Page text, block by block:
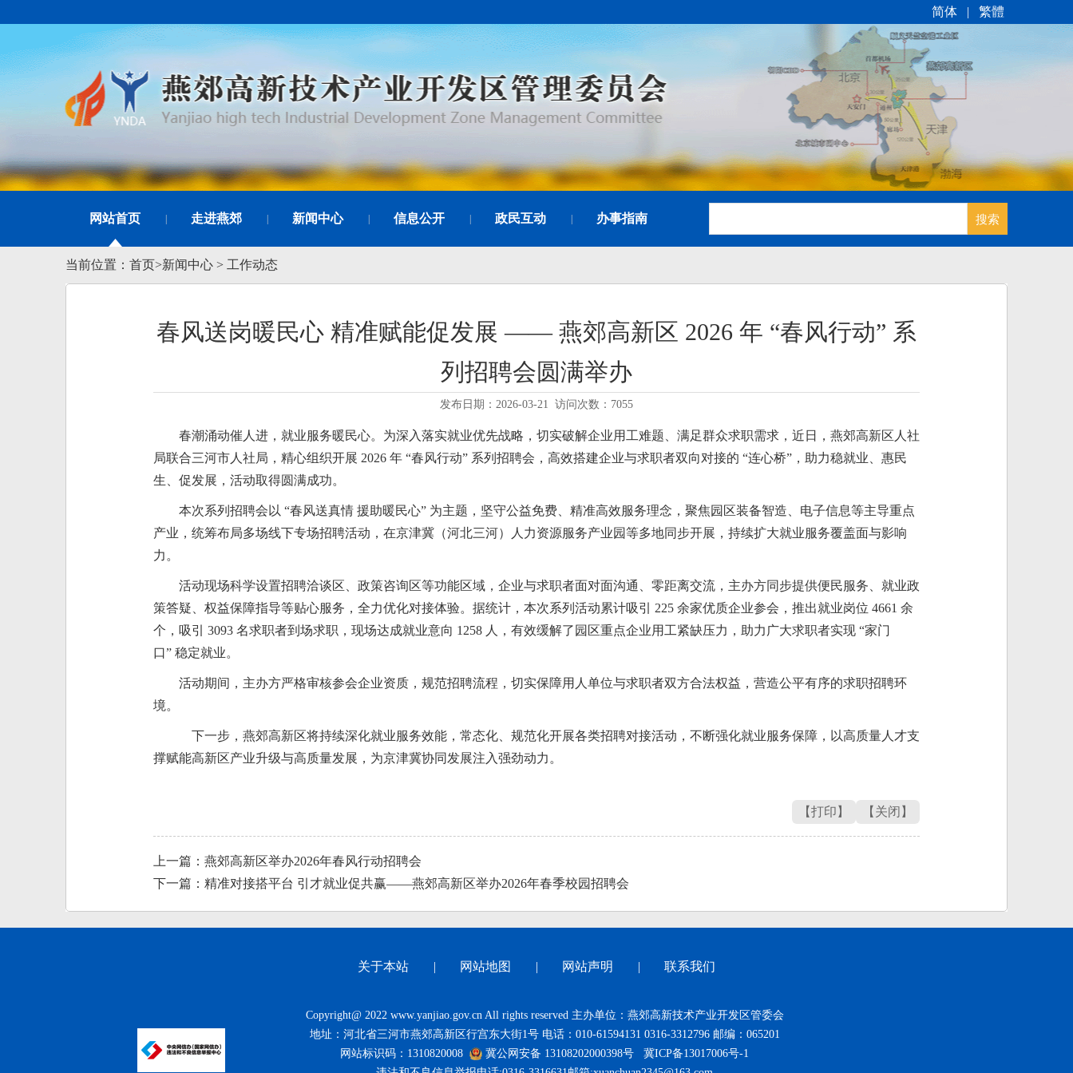
简体 | 繁體
网站首页 走进燕郊 新闻中心 信息公开 政民互动 办事指南
当前位置： 首页>新闻中心 > 工作动态
春风送岗暖民心 精准赋能促发展 —— 燕郊高新区 2026 年 “春风行动” 系
列招聘会圆满举办
发布日期：2026-03-21 访问次数：7055
春潮涌动催人进，就业服务暖民心。为深入落实就业优先战略，切实破解企业用工难题、满足群众求职需求，近日，燕郊高新区人社
局联合三河市人社局，精心组织开展 2026 年 “春风行动” 系列招聘会，高效搭建企业与求职者双向对接的 “连心桥”，助力稳就业、惠民
生、促发展，活动取得圆满成功。
本次系列招聘会以 “春风送真情 援助暖民心” 为主题，坚守公益免费、精准高效服务理念，聚焦园区装备智造、电子信息等主导重点
产业，统筹布局多场线下专场招聘活动，在京津冀（河北三河）人力资源服务产业园等多地同步开展，持续扩大就业服务覆盖面与影响
力。
活动现场科学设置招聘洽谈区、政策咨询区等功能区域，企业与求职者面对面沟通、零距离交流，主办方同步提供便民服务、就业政
策答疑、权益保障指导等贴心服务，全力优化对接体验。据统计，本次系列活动累计吸引 225 余家优质企业参会，推出就业岗位 4661 余
个，吸引 3093 名求职者到场求职，现场达成就业意向 1258 人，有效缓解了园区重点企业用工紧缺压力，助力广大求职者实现 “家门
口” 稳定就业。
活动期间，主办方严格审核参会企业资质，规范招聘流程，切实保障用人单位与求职者双方合法权益，营造公平有序的求职招聘环
境。
下一步，燕郊高新区将持续深化就业服务效能，常态化、规范化开展各类招聘对接活动，不断强化就业服务保障，以高质量人才支
撑赋能高新区产业升级与高质量发展，为京津冀协同发展注入强劲动力。
【打印】 【关闭】
上一篇：燕郊高新区举办2026年春风行动招聘会
下一篇：精准对接搭平台 引才就业促共赢——燕郊高新区举办2026年春季校园招聘会
关于本站 | 网站地图 | 网站声明 | 联系我们
Copyright@ 2022 www.yanjiao.gov.cn All rights reserved 主办单位：燕郊高新技术产业开发区管委会
地址：河北省三河市燕郊高新区行宫东大街1号 电话：010-61594131 0316-3312796 邮编：065201
网站标识码：1310820008
冀公网安备 13108202000398号
冀ICP备13017006号-1